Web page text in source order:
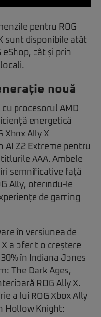
pentru ROG
sunt disponibile atât
eShop, cât și prin
nouă
cu procesorul AMD
energetică
Xbox Ally X
AI Z2 Extreme pentru
AAA. Ambele
semnificative față
Ally, oferindu-le
de gaming
în versiunea de
X a oferit o creștere
în Indiana Jones
The Dark Ages,
ROG Ally X.
a lui ROG Xbox Ally
Hollow Knight: